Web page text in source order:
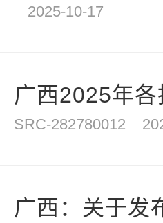
2025-10-17
广西2025年
SRC-282780012
广西：关于发